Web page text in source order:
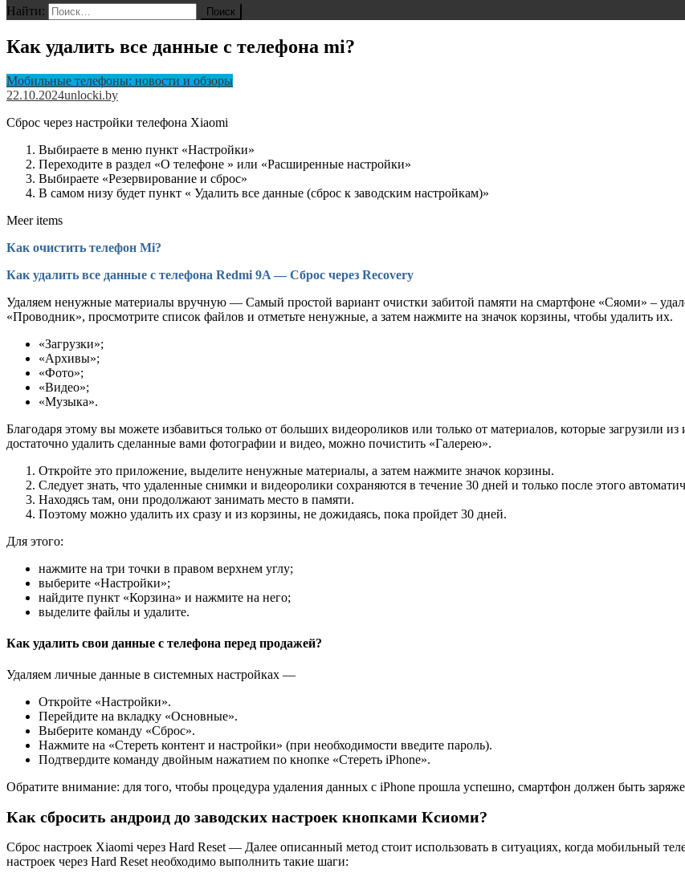
Найти:
Как удалить все данные с телефона mi?
Мобильные телефоны: новости и обзоры
22.10.2024unlocki.by
Сброс через настройки телефона Xiaomi
Выбираете в меню пункт «Настройки»
Переходите в раздел «О телефоне » или «Расширенные настройки»
Выбираете «Резервирование и сброс»
В самом низу будет пункт « Удалить все данные (сброс к заводским настройкам)»
Meer items
Как очистить телефон Mi?
Как удалить все данные с телефона Redmi 9A — Сброс через Recovery
Удаляем ненужные материалы вручную — Самый простой вариант очистки забитой памяти на смартфоне «Сяоми» –
«Проводник», просмотрите список файлов и отметьте ненужные, а затем нажмите на значок корзины, чтобы удалить их.
«Загрузки»;
«Архивы»;
«Фото»;
«Видео»;
«Музыка».
Благодаря этому вы можете избавиться только от больших видеороликов или только от материалов, которые загрузили
достаточно удалить сделанные вами фотографии и видео, можно почистить «Галерею».
Откройте это приложение, выделите ненужные материалы, а затем нажмите значок корзины.
Следует знать, что удаленные снимки и видеоролики сохраняются в течение 30 дней и только после этого
Находясь там, они продолжают занимать место в памяти.
Поэтому можно удалить их сразу и из корзины, не дожидаясь, пока пройдет 30 дней.
Для этого:
нажмите на три точки в правом верхнем углу;
выберите «Настройки»;
найдите пункт «Корзина» и нажмите на него;
выделите файлы и удалите.
Как удалить свои данные с телефона перед продажей?
Удаляем личные данные в системных настройках —
Откройте «Настройки».
Перейдите на вкладку «Основные».
Выберите команду «Сброс».
Нажмите на «Стереть контент и настройки» (при необходимости введите пароль).
Подтвердите команду двойным нажатием по кнопке «Стереть iPhone».
Обратите внимание: для того, чтобы процедура удаления данных с iPhone прошла успешно, смартфон должен быть
Как сбросить андроид до заводских настроек кнопками Ксиоми?
Сброс настроек Xiaomi через Hard Reset — Далее описанный метод стоит использовать в ситуациях, когда мобильный
настроек через Hard Reset необходимо выполнить такие шаги: